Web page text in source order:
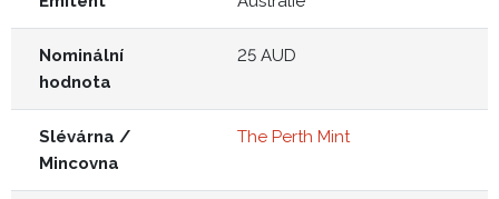
Nominální
hodnota
25 AUD
Slévárna /
Mincovna
The Perth Mint